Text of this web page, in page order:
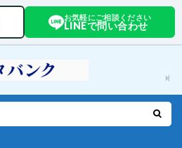
お気軽にご相談ください
LINEで問い合わせ